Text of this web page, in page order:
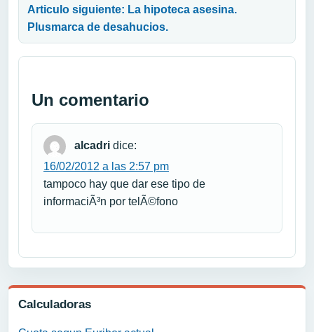
Calculadoras
Articulo siguiente: La hipoteca asesina.
Plusmarca de desahucios.
Un comentario
alcadri dice:
16/02/2012 a las 2:57 pm
tampoco hay que dar ese tipo de
informaciÃ³n por telÃ©fono